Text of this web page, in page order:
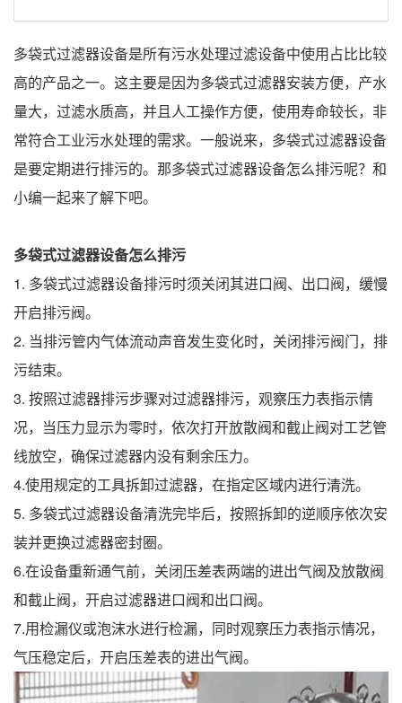
多袋式过滤器设备是所有污水处理过滤设备中使用占比比较
高的产品之一。这主要是因为多袋式过滤器安装方便，产水
量大，过滤水质高，并且人工操作方便，使用寿命较长，非
常符合工业污水处理的需求。一般说来，多袋式过滤器设备
是要定期进行排污的。那多袋式过滤器设备怎么排污呢？和
小编一起来了解下吧。
多袋式过滤器设备怎么排污
1. 多袋式过滤器设备排污时须关闭其进口阀、出口阀，缓慢
开启排污阀。
2. 当排污管内气体流动声音发生变化时，关闭排污阀门，排
污结束。
3. 按照过滤器排污步骤对过滤器排污，观察压力表指示情
况，当压力显示为零时，依次打开放散阀和截止阀对工艺管
线放空，确保过滤器内没有剩余压力。
4.使用规定的工具拆卸过滤器，在指定区域内进行清洗。
5. 多袋式过滤器设备清洗完毕后，按照拆卸的逆顺序依次安
装并更换过滤器密封圈。
6.在设备重新通气前，关闭压差表两端的进出气阀及放散阀
和截止阀，开启过滤器进口阀和出口阀。
7.用检漏仪或泡沫水进行检漏，同时观察压力表指示情况，
气压稳定后，开启压差表的进出气阀。